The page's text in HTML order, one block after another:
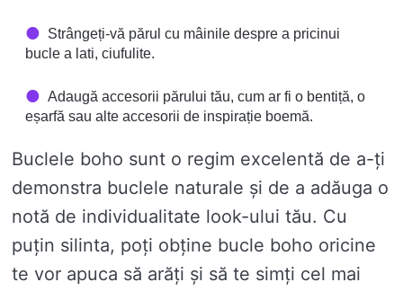
Strângeți-vă părul cu mâinile despre a pricinui
bucle a lati, ciufulite.
Adaugă accesorii părului tău, cum ar fi o bentiță, o
eșarfă sau alte accesorii de inspirație boemă.
Buclele boho sunt o regim excelentă de a-ți
demonstra buclele naturale și de a adăuga o
notă de individualitate look-ului tău. Cu
puțin silinta, poți obține bucle boho oricine
te vor apuca să arăți și să te simți cel mai